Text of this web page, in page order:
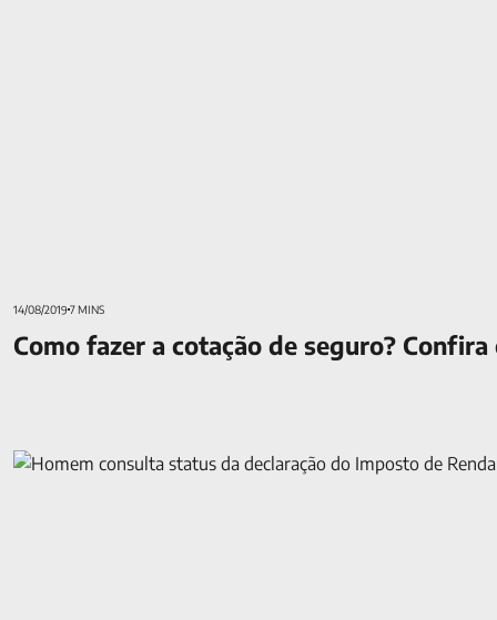
14/08/2019 7 MINS
Como fazer a cotação de seguro? Confira
Status da declaração de Imposto de Renda: entenda cada